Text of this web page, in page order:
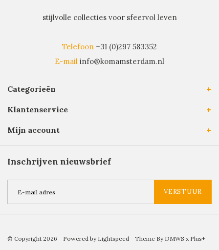
stijlvolle collecties voor sfeervol leven
Telefoon +31 (0)297 583352
E-mail info@komamsterdam.nl
Categorieën
Klantenservice
Mijn account
Inschrijven nieuwsbrief
VERSTUUR
© Copyright 2026 - Powered by Lightspeed - Theme By DMWS x Plus+